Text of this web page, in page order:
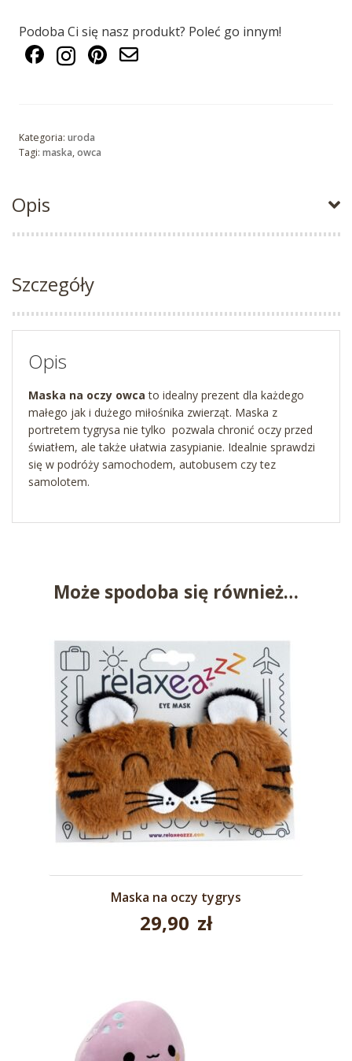
Podoba Ci się nasz produkt? Poleć go innym!
Kategoria: uroda
Tagi: maska,owca
Opis
Szczegóły
Opis
Maska na oczy owca to idealny prezent dla każdego
małego jak i dużego miłośnika zwierząt. Maska z
portretem tygrysa nie tylko pozwala chronić oczy przed
światłem, ale także ułatwia zasypianie. Idealnie sprawdzi
się w podróży samochodem, autobusem czy tez
samolotem.
Może spodoba się również…
Maska na oczy tygrys
29,90 zł